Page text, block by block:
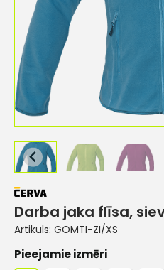
Darba jaka flīsa,
Artikuls: GOMTI-ZI/XS
Pieejamie izmēri